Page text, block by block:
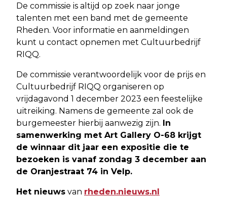
De commissie is altijd op zoek naar jonge
talenten met een band met de gemeente
Rheden. Voor informatie en aanmeldingen
kunt u contact opnemen met Cultuurbedrijf
RIQQ.
De commissie verantwoordelijk voor de prijs en
Cultuurbedrijf RIQQ organiseren op
vrijdagavond 1 december 2023 een feestelijke
uitreiking. Namens de gemeente zal ook de
burgemeester hierbij aanwezig zijn. In
samenwerking met Art Gallery O-68 krijgt
de winnaar dit jaar een expositie die te
bezoeken is vanaf zondag 3 december aan
de Oranjestraat 74 in Velp.
Het nieuws van rheden.nieuws.nl